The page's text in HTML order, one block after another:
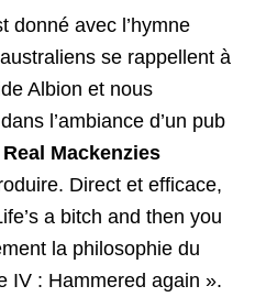
donné avec l’hymne
se rappellent à
Albion et nous
l’ambiance d’un pub
Mackenzies
Direct et efficace,
a bitch and then you
la philosophie du
IV : Hammered again ».